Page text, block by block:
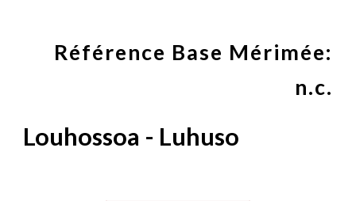
Référence Base Mérimée:
n.c.
Louhossoa - Luhuso